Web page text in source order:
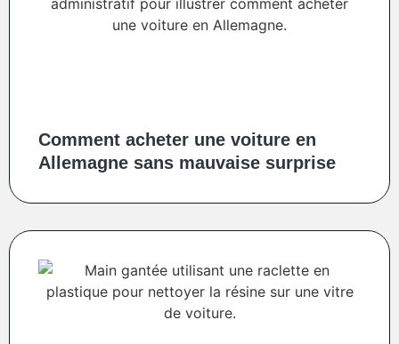
Comment acheter une voiture en
Allemagne sans mauvaise surprise